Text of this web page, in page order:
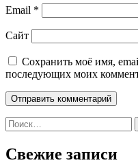
Email *
Сайт
Сохранить моё имя,
последующих моих
Найти:
Свежие записи